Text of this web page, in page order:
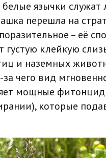
язычки
перешла на
– её
клейкую
и наземных
чего вид
мощные
которые